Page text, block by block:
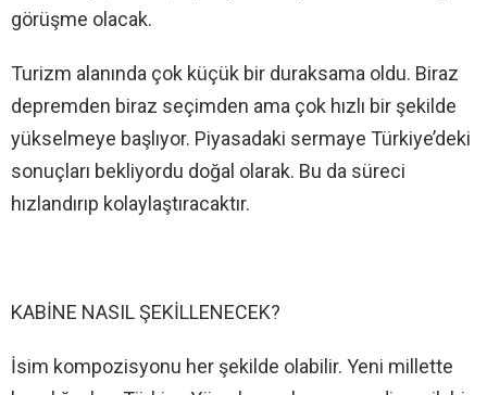
görüşme olacak.
Turizm alanında çok küçük bir duraksama oldu. Biraz
depremden biraz seçimden ama çok hızlı bir şekilde
yükselmeye başlıyor. Piyasadaki sermaye Türkiye’deki
sonuçları bekliyordu doğal olarak. Bu da süreci
hızlandırıp kolaylaştıracaktır.
KABİNE NASIL ŞEKİLLENECEK?
İsim kompozisyonu her şekilde olabilir. Yeni millette